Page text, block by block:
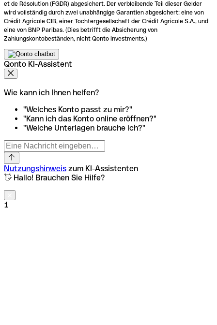
et de Résolution (FGDR) abgesichert. Der verbleibende Teil dieser Gelder
wird vollständig durch zwei unabhängige Garantien abgesichert: eine von
Crédit Agricole CIB, einer Tochtergesellschaft der Crédit Agricole S.A., und
eine von BNP Paribas. (Dies betrifft die Absicherung von
Zahlungskontobeständen, nicht Qonto Investments.)
Qonto KI-Assistent
Wie kann ich Ihnen helfen?
"Welches Konto passt zu mir?"
"Kann ich das Konto online eröffnen?"
"Welche Unterlagen brauche ich?"
Nutzungshinweis zum KI-Assistenten
👋 Hallo! Brauchen Sie Hilfe?
1